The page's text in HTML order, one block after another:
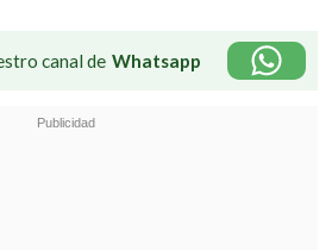
canal de Whatsapp